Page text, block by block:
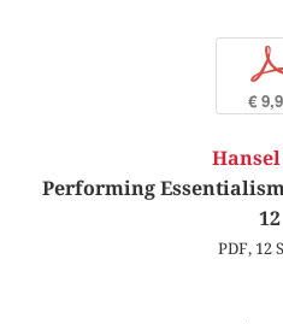
€
Hansel
Performing
12
PDF, 12